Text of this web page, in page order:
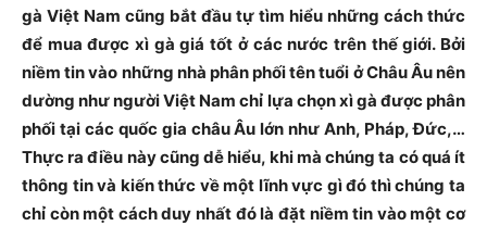
gà Việt Nam cũng bắt đầu tự tìm hiểu những cách thức
để mua được xì gà giá tốt ở các nước trên thế giới. Bởi
niềm tin vào những nhà phân phối tên tuổi ở Châu Âu nên
dường như người Việt Nam chỉ lựa chọn xì gà được phân
phối tại các quốc gia châu Âu lớn như Anh, Pháp, Đức,…
Thực ra điều này cũng dễ hiểu, khi mà chúng ta có quá ít
thông tin và kiến thức về một lĩnh vực gì đó thì chúng ta
chỉ còn một cách duy nhất đó là đặt niềm tin vào một cơ